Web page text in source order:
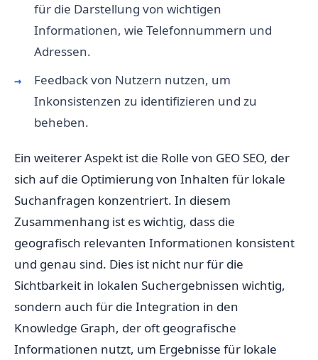
für die Darstellung von wichtigen
Informationen, wie Telefonnummern und
Adressen.
Feedback von Nutzern nutzen, um
Inkonsistenzen zu identifizieren und zu
beheben.
Ein weiterer Aspekt ist die Rolle von GEO SEO, der
sich auf die Optimierung von Inhalten für lokale
Suchanfragen konzentriert. In diesem
Zusammenhang ist es wichtig, dass die
geografisch relevanten Informationen konsistent
und genau sind. Dies ist nicht nur für die
Sichtbarkeit in lokalen Suchergebnissen wichtig,
sondern auch für die Integration in den
Knowledge Graph, der oft geografische
Informationen nutzt, um Ergebnisse für lokale